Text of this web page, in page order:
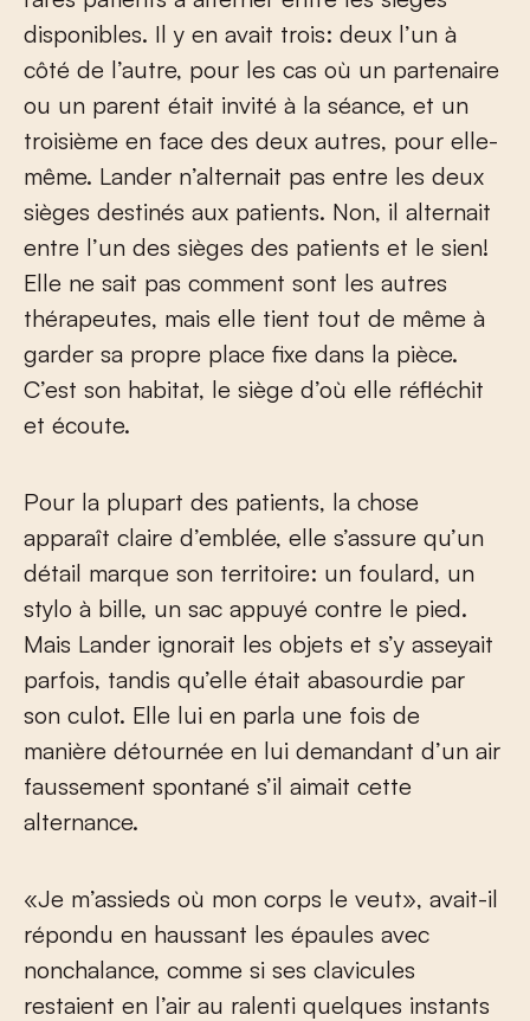
disponibles. Il y en avait trois: deux l’un à
côté de l’autre, pour les cas où un partenaire
ou un parent était invité à la séance, et un
troisième en face des deux autres, pour elle-
même. Lander n’alternait pas entre les deux
sièges destinés aux patients. Non, il alternait
entre l’un des sièges des patients et le sien!
Elle ne sait pas comment sont les autres
thérapeutes, mais elle tient tout de même à
garder sa propre place fixe dans la pièce.
C’est son habitat, le siège d’où elle réfléchit
et écoute.
Pour la plupart des patients, la chose
apparaît claire d’emblée, elle s’assure qu’un
détail marque son territoire: un foulard, un
stylo à bille, un sac appuyé contre le pied.
Mais Lander ignorait les objets et s’y asseyait
parfois, tandis qu’elle était abasourdie par
son culot. Elle lui en parla une fois de
manière détournée en lui demandant d’un air
faussement spontané s’il aimait cette
alternance.
«Je m’assieds où mon corps le veut», avait-il
répondu en haussant les épaules avec
nonchalance, comme si ses clavicules
restaient en l’air au ralenti quelques instants